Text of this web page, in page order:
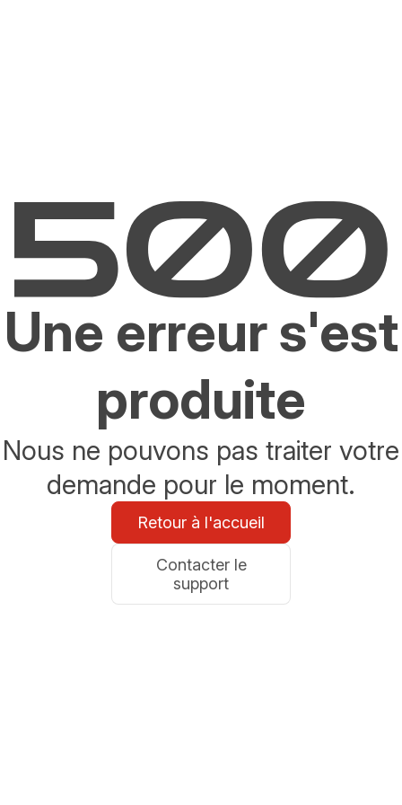
Une erreur s'est
produite
Nous ne pouvons pas traiter votre
demande pour le moment.
Retour à l'accueil
Contacter le
support